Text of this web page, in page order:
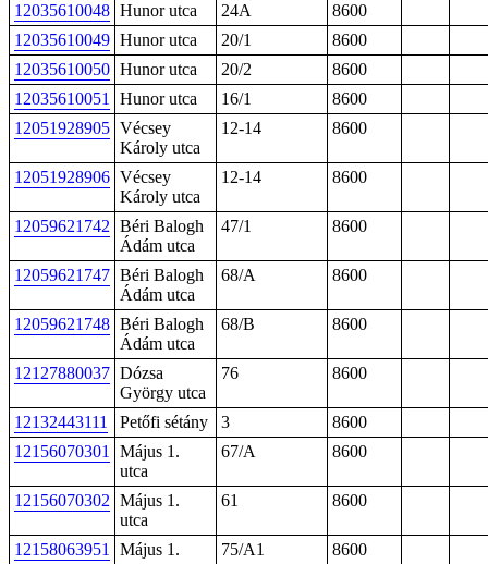
12035610048 Hunor utca 24A
8600
12035610049 Hunor utca 20/1
8600
12035610050 Hunor utca 20/2
8600
12035610051
Hunor utca 16/1
8600
12051928905 Vécsey
Károly utca
12-14 8600
12051928906 Vécsey
Károly utca
12-14 8600
12059621742 Béri Balogh
Ádám utca
47/1 8600
12059621747 Béri Balogh
Ádám utca
68/A 8600
12059621748 Béri Balogh
Ádám utca
68/B 8600
12127880037 Dózsa
György utca
76 8600
12132443111 Petőfi sétány 3
8600
12156070301
Május 1.
utca
67/A 8600
12156070302 Május 1.
utca
61 8600
12158063951
Május 1.
75/A1 8600